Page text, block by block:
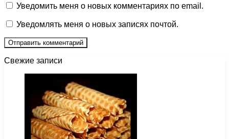
Уведомить меня о новых комментариях по email.
Уведомлять меня о новых записях почтой.
Свежие записи